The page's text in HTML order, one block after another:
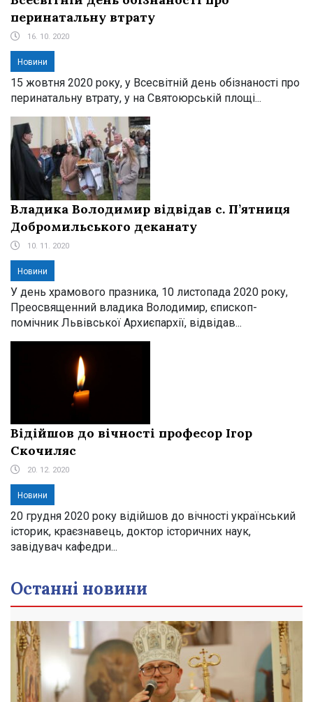
перинатальну втрату
16. 10. 2020
Новини
15 жовтня 2020 року, у Всесвітній день обізнаності про
перинатальну втрату, у на Святоюрській площі...
Владика Володимир відвідав с. П’ятниця
Добромильського деканату
10. 11. 2020
Новини
У день храмового празника, 10 листопада 2020 року,
Преосвященний владика Володимир, єпископ-
помічник Львівської Архиєпархії, відвідав...
Відійшов до вічності професор Ігор
Скочиляс
20. 12. 2020
Новини
20 грудня 2020 року відійшов до вічності український
історик, краєзнавець, доктор історичних наук,
завідувач кафедри...
Останні новини